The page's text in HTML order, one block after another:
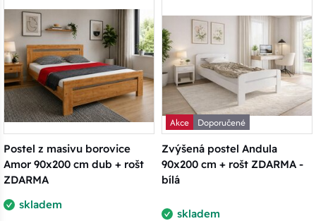
Postel z masivu borovice
Amor 90x200 cm dub + rošt
ZDARMA
skladem
Akce
Doporučené
Zvýšená postel Andula
90x200 cm + rošt ZDARMA -
bílá
skladem